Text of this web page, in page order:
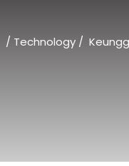
/ Technology/